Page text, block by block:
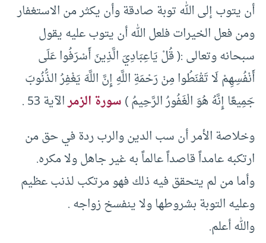
أن يتوب إلى الله توبة صادقة وأن يكثر من الاستغفار
ومن فعل الخيرات فلعل الله أن يتوب عليه يقول
سبحانه وتعالى :( قُلْ يَاعِبَادِيَ الَّذِينَ أَسْرَفُوا عَلَى
أَنْفُسِهِمْ لَا تَقْنَطُوا مِنْ رَحْمَةِ اللَّهِ إِنَّ اللَّهَ يَغْفِرُ الذُّنُوبَ
جَمِيعًا إِنَّهُ هُوَ الْغَفُورُ الرَّحِيمُ )سورة الزمرالآية 53 .
وخلاصة الأمر أن سب الدين والرب ردة في حق من
ارتكبه عامداً قاصداً عالماً به غير جاهل ولا مكره.
وأما من لم يتحقق فيه ذلك فهو مرتكب لذنب عظيم
وعليه التوبة بشروطها ولا ينفسخ زواجه .
والله أعلم.